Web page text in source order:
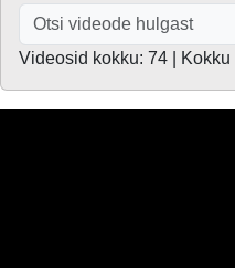
Videosid kokku: 74 |